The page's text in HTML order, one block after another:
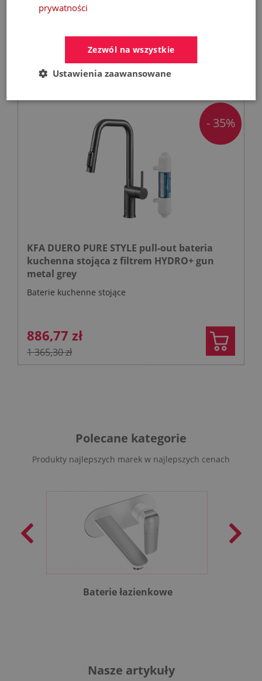
Kotły C.O. na pellet
9 899,00 zł
21 068,67 zł
KFA DUERO PURE STYLE pull-out bateria
kuchenna stojąca z filtrem HYDRO+ gun
metal grey
Baterie kuchenne stojące
886,77 zł
1 365,30 zł
- 35%
Polecane kategorie
Produkty najlepszych marek w najlepszych cenach
Baterie łazienkowe
Nasze artykuły
prywatności
Zezwól na wszystkie
Ustawienia zaawansowane